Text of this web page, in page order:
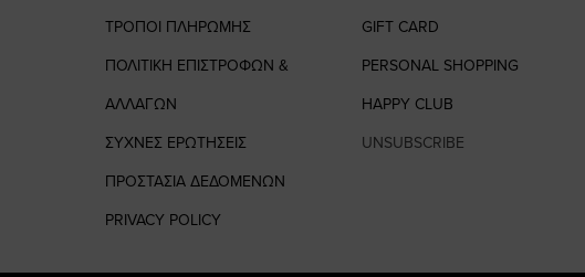
ΤΡΟΠΟΙ ΠΛΗΡΩΜΗΣ
ΠΟΛΙΤΙΚΗ ΕΠΙΣΤΡΟΦΩΝ &
ΑΛΛΑΓΩΝ
ΣΥΧΝΕΣ ΕΡΩΤΗΣΕΙΣ
ΠΡΟΣΤΑΣΙΑ ΔΕΔΟΜΕΝΩΝ
PRIVACY POLICY
GIFT CARD
PERSONAL SHOPPING
HAPPY CLUB
UNSUBSCRIBE